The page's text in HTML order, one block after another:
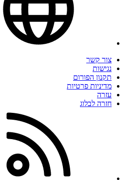
צור קשר
נגישות
תקנון הפורום
מדיניות פרטיות
עזרה
חזרה לבלוג